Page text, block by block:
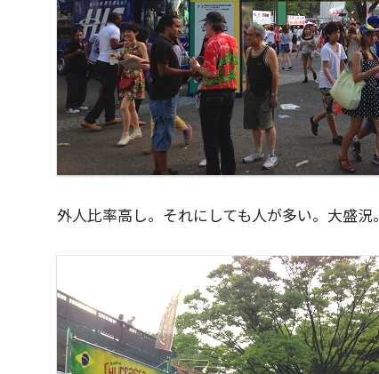
外人比率高し。それにしても人が多い。大盛況。